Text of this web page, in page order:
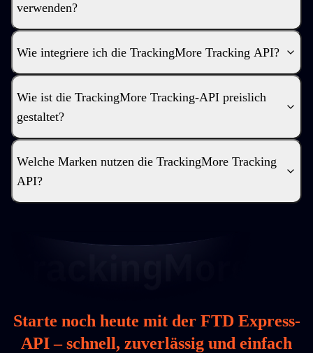
verwenden?
Wie integriere ich die TrackingMore Tracking API?
Wie ist die TrackingMore Tracking-API preislich
gestaltet?
Welche Marken nutzen die TrackingMore Tracking
API?
Starte noch heute mit der FTD Express-
API – schnell, zuverlässig und einfach